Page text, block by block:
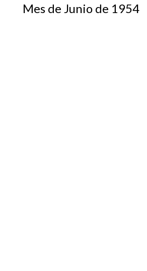
Mes de Junio de 1954